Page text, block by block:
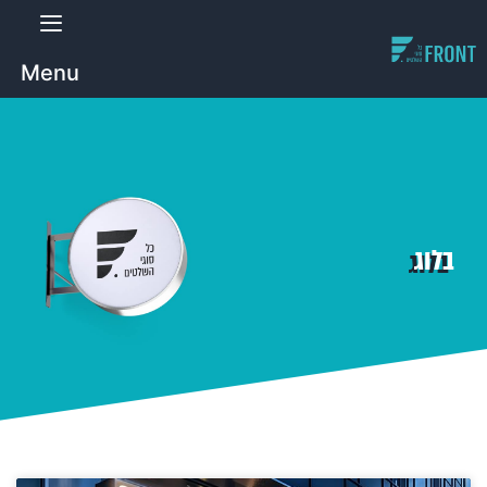
Menu
בלוג